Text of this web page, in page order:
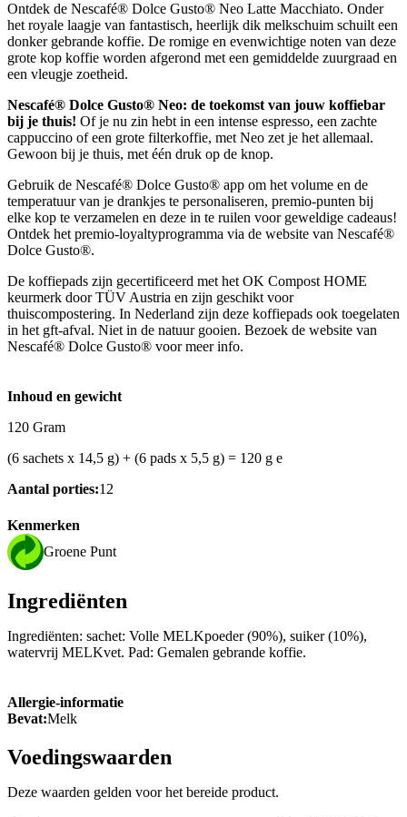
Ontdek de Nescafé® Dolce Gusto® Neo Latte Macchiato. Onder
het royale laagje van fantastisch, heerlijk dik melkschuim schuilt een
donker gebrande koffie. De romige en evenwichtige noten van deze
grote kop koffie worden afgerond met een gemiddelde zuurgraad en
een vleugje zoetheid.
Nescafé® Dolce Gusto® Neo: de toekomst van jouw koffiebar
bij je thuis! Of je nu zin hebt in een intense espresso, een zachte
cappuccino of een grote filterkoffie, met Neo zet je het allemaal.
Gewoon bij je thuis, met één druk op de knop.
Gebruik de Nescafé® Dolce Gusto® app om het volume en de
temperatuur van je drankjes te personaliseren, premio-punten bij
elke kop te verzamelen en deze in te ruilen voor geweldige cadeaus!
Ontdek het premio-loyaltyprogramma via de website van Nescafé®
Dolce Gusto®.
De koffiepads zijn gecertificeerd met het OK Compost HOME
keurmerk door TÜV Austria en zijn geschikt voor
thuiscompostering. In Nederland zijn deze koffiepads ook toegelaten
in het gft-afval. Niet in de natuur gooien. Bezoek de website van
Nescafé® Dolce Gusto® voor meer info.
Inhoud en gewicht
120 Gram
(6 sachets x 14,5 g) + (6 pads x 5,5 g) = 120 g e
Aantal porties:12
Kenmerken
Groene Punt
Ingrediënten
Ingrediënten: sachet: Volle MELKpoeder (90%), suiker (10%),
watervrij MELKvet. Pad: Gemalen gebrande koffie.
Allergie-informatie
Bevat:Melk
Voedingswaarden
Deze waarden gelden voor het bereide product.